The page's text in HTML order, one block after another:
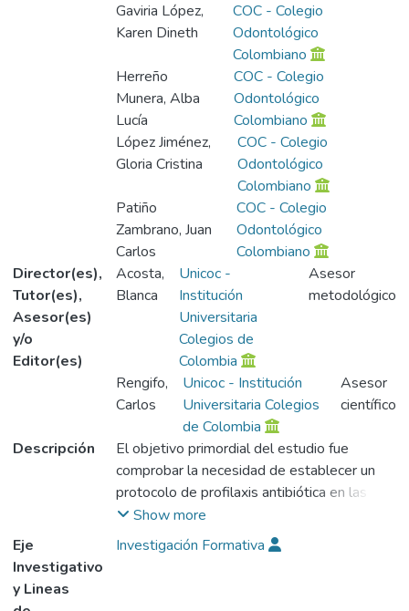
Gaviria López,
Karen Dineth
COC - Colegio
Odontológico
Colombiano
Herreño
Munera, Alba
Lucía
COC - Colegio
Odontológico
Colombiano
López Jiménez,
Gloria Cristina
COC - Colegio
Odontológico
Colombiano
Patiño
Zambrano, Juan
Carlos
COC - Colegio
Odontológico
Colombiano
Director(es),
Tutor(es),
Asesor(es)
y/o
Editor(es)
Acosta,
Blanca
Unicoc -
Institución
Universitaria
Colegios de
Colombia
Asesor
metodológico
Rengifo,
Carlos
Unicoc - Institución
Universitaria Colegios
de Colombia
Asesor
científico
Descripción
El objetivo primordial del estudio fue
comprobar la necesidad de establecer un
protocolo de profilaxis antibiótica en las
Clínicas de Cirugía del Colegio Odontológico
Colombiano sede Cali, comparando tres
esquemas de medicación diferentes. El
Show more
Eje
Investigativo
y Lineas
Investigación Formativa